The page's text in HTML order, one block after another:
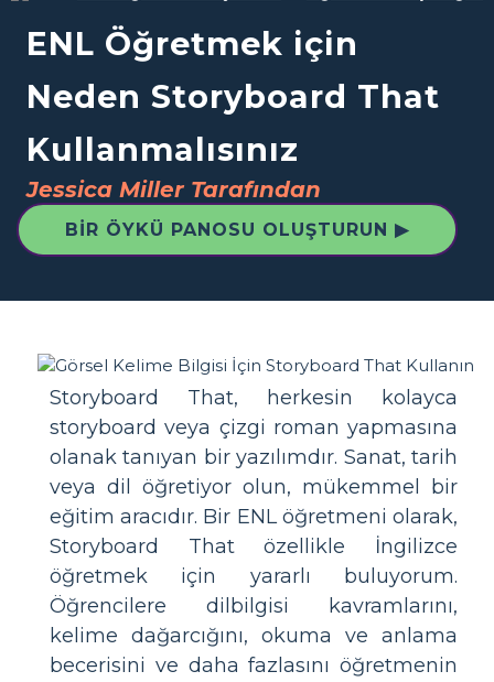
ENL Öğretmek için
Neden Storyboard That
Kullanmalısınız
Jessica Miller Tarafından
BIR ÖYKÜ PANOSU OLUŞTURUN ▶
Storyboard That, herkesin kolayca
storyboard veya çizgi roman yapmasına
olanak tanıyan bir yazılımdır. Sanat, tarih
veya dil öğretiyor olun, mükemmel bir
eğitim aracıdır. Bir ENL öğretmeni olarak,
Storyboard That özellikle İngilizce
öğretmek için yararlı buluyorum.
Öğrencilere dilbilgisi kavramlarını,
kelime dağarcığını, okuma ve anlama
becerisini ve daha fazlasını öğretmenin